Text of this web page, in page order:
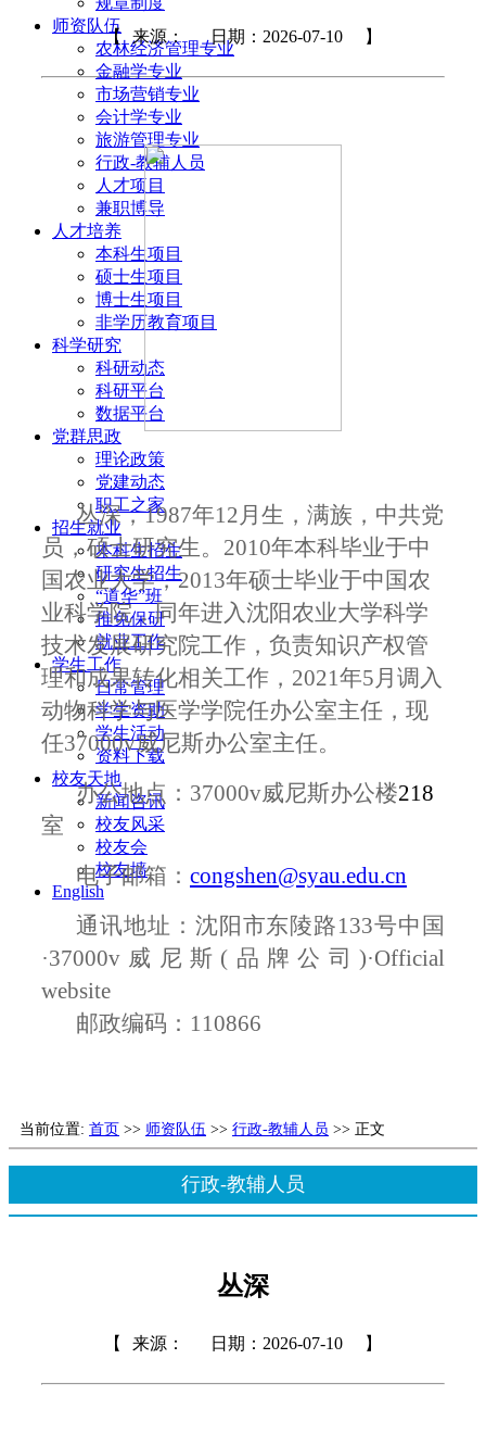
师资队伍
农林经济管理专业
金融学专业
市场营销专业
会计学专业
旅游管理专业
行政-教辅人员
人才项目
兼职博导
人才培养
本科生项目
硕士生项目
博士生项目
非学历教育项目
科学研究
科研动态
科研平台
数据平台
党群思政
理论政策
党建动态
职工之家
招生就业
本科生招生
研究生招生
“道华”班
推免保研
就业工作
学生工作
日常管理
学生资助
学生活动
资料下载
校友天地
新闻咨讯
校友风采
校友会
校友墙
English
【 来源： 日期：2026-07-10 】
丛深，1987年12月生，满族，中共党
员，硕士研究生。 2010年本科毕业于中
国农业大学，2013年硕士毕业于中国农
业科学院，同年进入沈阳农业大学科学
技术发展研究院工作，负责知识产权管
理和成果转化相关工作， 2021年5月调入
动物科学与医学学院任办公室主任，现
任37000v威尼斯办公室主任。
办公地点：37000v威尼斯办公楼218
室
电子邮箱： congshen@syau.edu.cn
通讯地址：沈阳市东陵路133号中国
·37000v威尼斯(品牌公司)·Official
website
邮政编码： 110866
当前位置: 首页 >> 师资队伍 >> 行政-教辅人员 >> 正文
行政-教辅人员
丛深
【 来源： 日期：2026-07-10 】